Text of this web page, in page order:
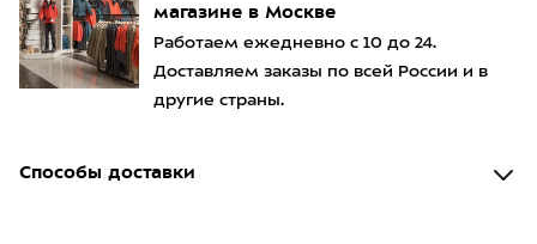
магазине в Москве
Работаем ежедневно с 10 до 24.
Доставляем заказы по всей России и в
другие страны.
Способы доставки